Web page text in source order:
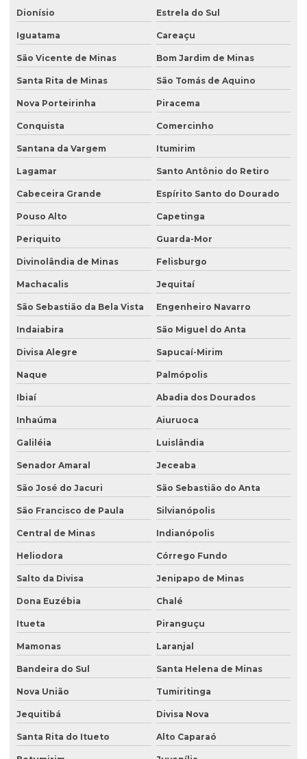
Dionísio Estrela do Sul
Iguatama Careaçu
São Vicente de Minas Bom Jardim de Minas
Santa Rita de Minas São Tomás de Aquino
Nova Porteirinha Piracema
Conquista Comercinho
Santana da Vargem Itumirim
Lagamar Santo Antônio do Retiro
Cabeceira Grande Espírito Santo do Dourado
Pouso Alto Capetinga
Periquito Guarda-Mor
Divinolândia de Minas Felisburgo
Machacalis Jequitaí
São Sebastião da Bela Vista Engenheiro Navarro
Indaiabira São Miguel do Anta
Divisa Alegre Sapucaí-Mirim
Naque Palmópolis
Ibiaí Abadia dos Dourados
Inhaúma Aiuruoca
Galiléia Luislândia
Senador Amaral Jeceaba
São José do Jacuri São Sebastião do Anta
São Francisco de Paula Silvianópolis
Central de Minas Indianópolis
Heliodora Córrego Fundo
Salto da Divisa Jenipapo de Minas
Dona Euzébia Chalé
Itueta Piranguçu
Mamonas Laranjal
Bandeira do Sul Santa Helena de Minas
Nova União Tumiritinga
Jequitibá Divisa Nova
Santa Rita do Itueto Alto Caparaó